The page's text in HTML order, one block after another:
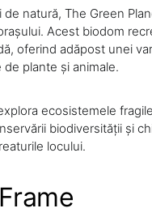
de natură, The Green
Acest biodom
oferind adăpost unei
plante și animale.
ecosistemele
biodiversității și
locului.